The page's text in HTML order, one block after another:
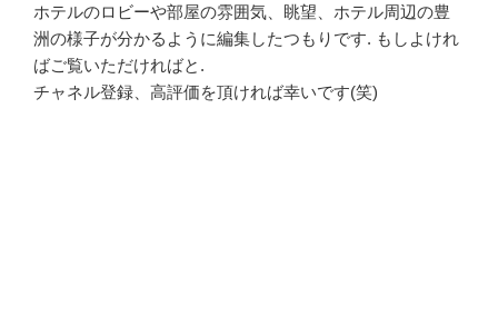
ホテルのロビーや部屋の雰囲気、眺望、ホテル周辺の豊
洲の様子が分かるように編集したつもりです. もしよけれ
ばご覧いただければと.
チャネル登録、高評価を頂ければ幸いです(笑)